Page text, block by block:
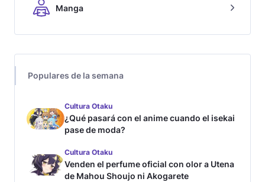
Manga
Populares de la semana
Cultura Otaku
¿Qué pasará con el anime cuando el isekai
pase de moda?
Cultura Otaku
Venden el perfume oficial con olor a Utena
de Mahou Shoujo ni Akogarete